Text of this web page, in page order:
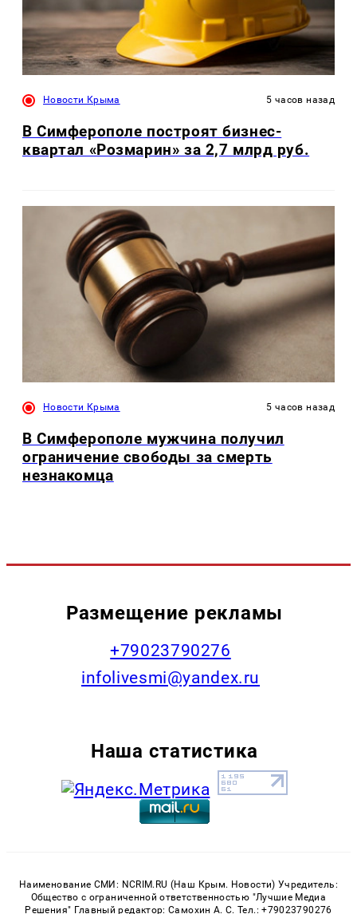
Новости Крыма 5 часов назад
В Симферополе построят бизнес-
квартал «Розмарин» за 2,7 млрд руб.
Новости Крыма 5 часов назад
В Симферополе мужчина получил
ограничение свободы за смерть
незнакомца
Размещение рекламы
+79023790276
infolivesmi@yandex.ru
Наша статистика
Наименование СМИ: NCRIM.RU (Наш Крым. Новости) Учредитель:
Общество с ограниченной ответственностью "Лучшие Медиа
Решения" Главный редактор: Самохин А. С. Тел.: +79023790276